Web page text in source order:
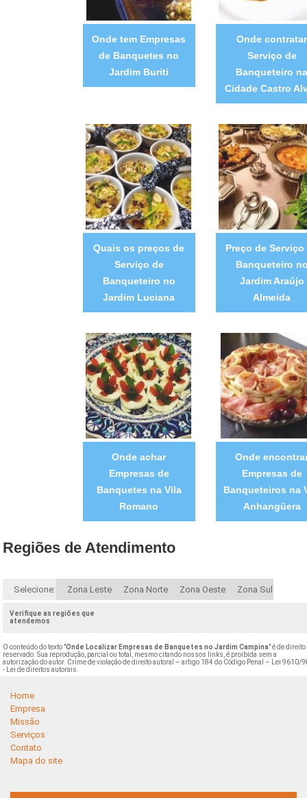
Onde tem Empresas
de Banquetes no
Jardim Buriti
Onde contratar
Serviço de
Banqueteiro na
Cidade Castro
Quais os preços de
Serviço de
Banqueteiro no
Jardim Luciana
Preço de Serviço
Banqueteiro
Jardim Araújo
Almeida
Onde achar
Empresas de
Banquetes na Vila
Romano
Onde
Empresas de
Banqueteiros na
Anhangüera
Regiões de Atendimento
Selecione: Zona Leste Zona Norte Zona Oeste Zona Sul
Verifique as regiões que
atendemos
O conteúdo do texto "Onde Localizar Empresas de Banquetes no Jardim Campina" é de direito
reservado. Sua reprodução, parcial ou total, mesmo citando nossos links, é proibida sem a
autorização do autor. Crime de violação de direito autoral – artigo 184 do Código Penal –
Lei 9610/
- Lei de direitos autorais
Home
Empresa
Missão
Serviços
Contato
Mapa do site